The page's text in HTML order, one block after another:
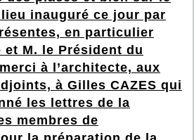
inauguré ce jour par
en particulier
et M. le Président du
à l’architecte, aux
à Gilles CAZES qui
les lettres de la
membres de